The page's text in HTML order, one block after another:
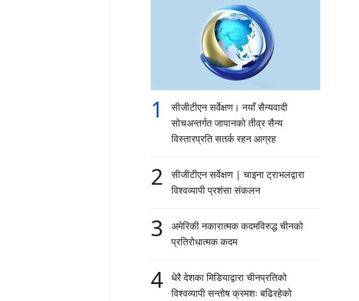
1
सीजीटीएन सर्वेक्षण। नयाँ सैन्यवादी
सोचअन्तर्गत जापानको तीव्र सैन्य
विस्तारप्रति सतर्क रहन आग्रह
2
सीजीटीएन सर्वेक्षण | चाइना ट्राभलद्वारा
विश्वव्यापी प्रशंसा संकलन
3
अमेरिकी नकारात्मक कदमविरुद्ध चीनको
प्रतिरोधात्मक कदम
4
धेरै देशका मिडियाद्वारा चीनप्रतिको
विश्वव्यापी सन्तोष क्रमशः बढिरहेको